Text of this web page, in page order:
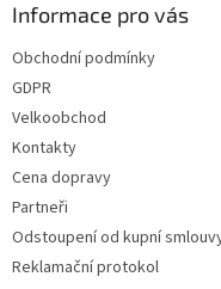
Informace pro vás
Obchodní podmínky
GDPR
Velkoobchod
Kontakty
Cena dopravy
Partneři
Odstoupení od kupní
Reklamační protokol